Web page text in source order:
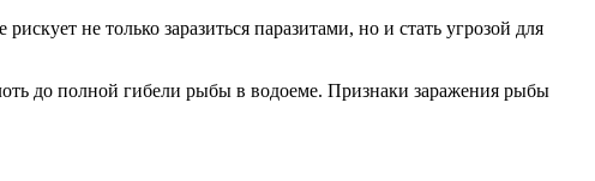
не только заразиться паразитами, но и стать угрозой для
до полной гибели рыбы в водоеме. Признаки заражения рыбы